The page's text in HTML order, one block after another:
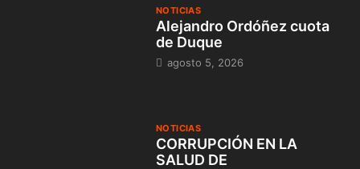
NOTICIAS
Alejandro Ordóñez cuota
de Duque
agosto 5, 2026
NOTICIAS
CORRUPCIÓN EN LA
SALUD DE